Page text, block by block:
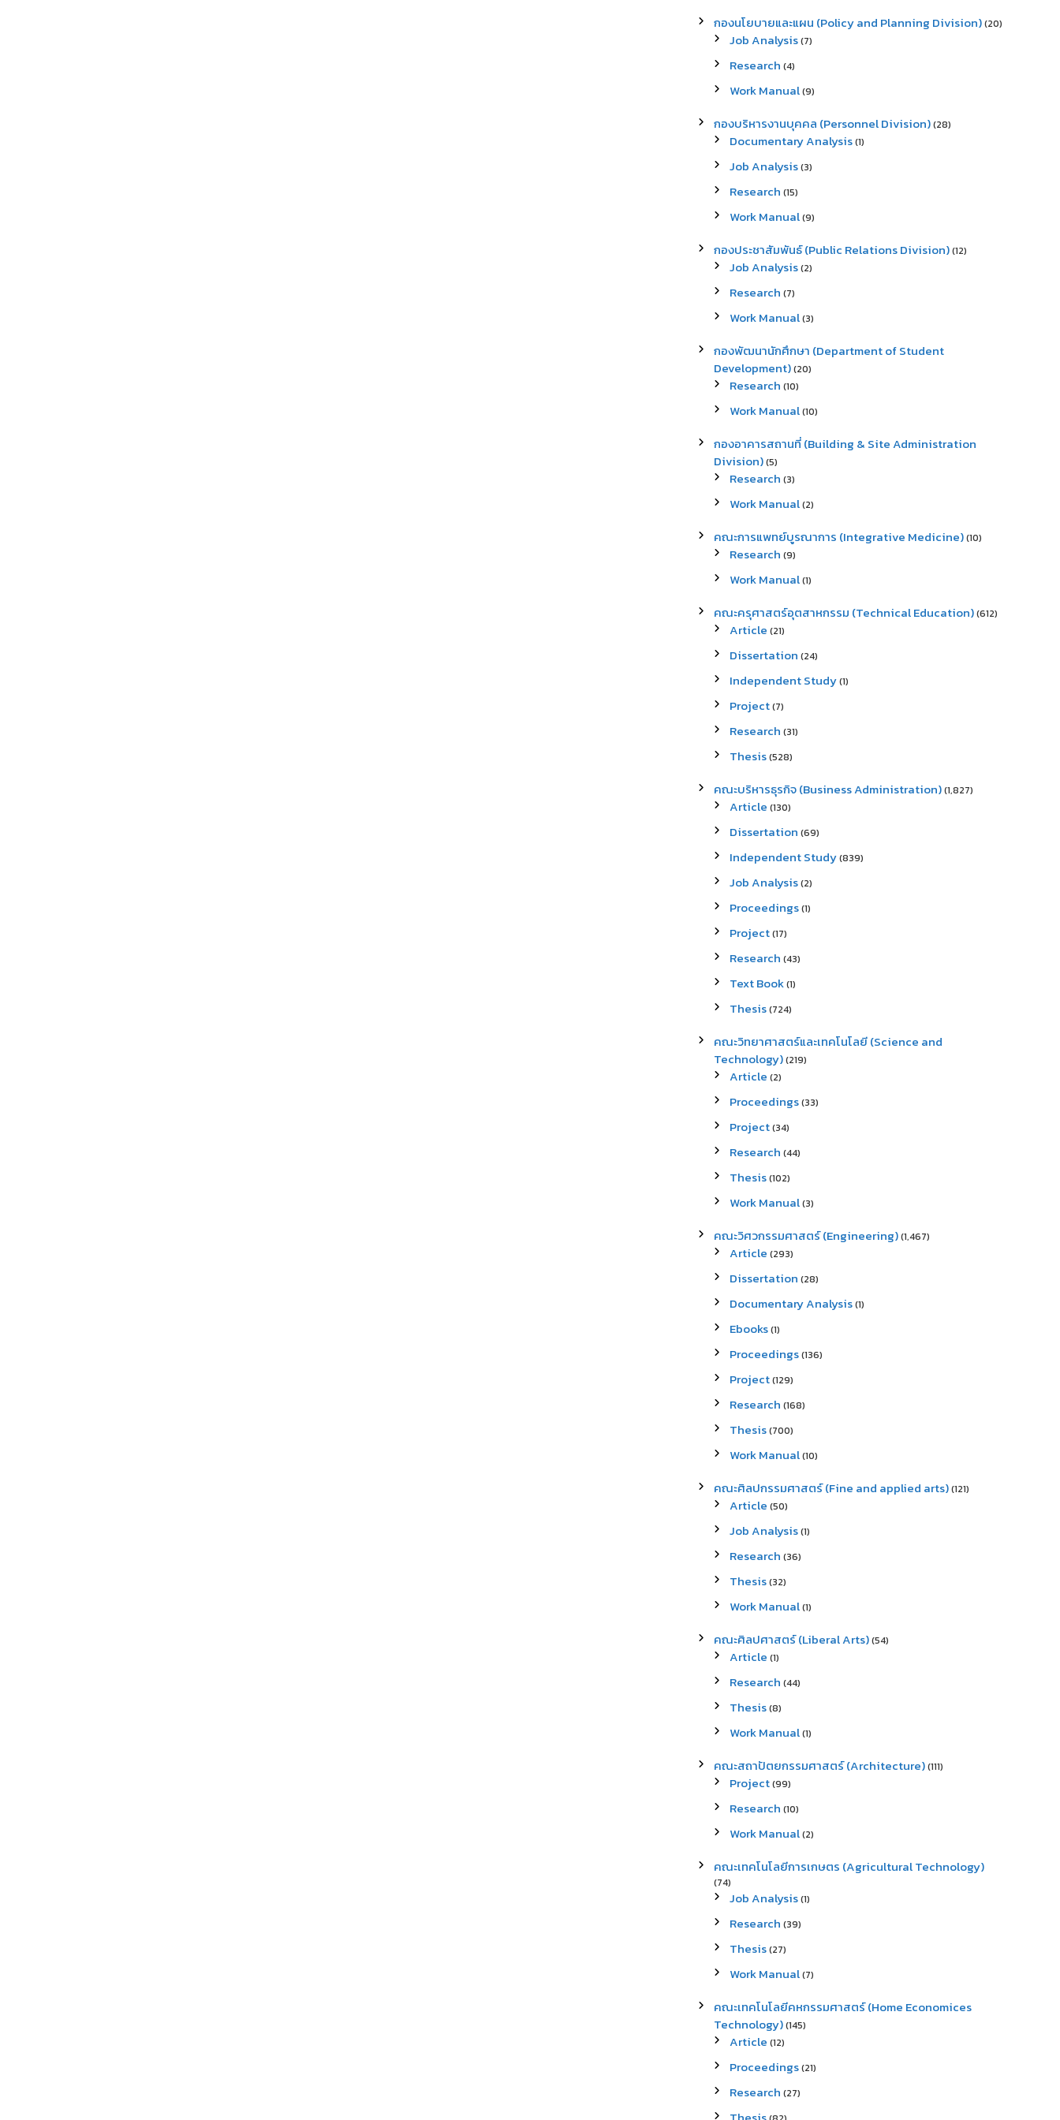
กองนโยบายและแผน (Policy and Planning Division)(20)
Job Analysis(7)
Research (4)
Work Manual(9)
กองบริหารงานบุคคล (Personnel Division)(28)
Documentary Analysis(1)
Job Analysis(3)
Research (15)
Work Manual(9)
กองประชาสัมพันธ์ (Public Relations Division)(12)
Job Analysis(2)
Research (7)
Work Manual(3)
กองพัฒนานักศึกษา (Department of Student
Development)(20)
Research (10)
Work Manual(10)
กองอาคารสถานที่ (Building & Site Administration
Division)(5)
Research (3)
Work Manual(2)
คณะการแพทย์บูรณาการ (Integrative Medicine)(10)
Research (9)
Work Manual(1)
คณะครุศาสตร์อุตสาหกรรม (Technical Education)(612)
Article (21)
Dissertation (24)
Independent Study(1)
Project(7)
Research (31)
Thesis(528)
คณะบริหารธุรกิจ (Business Administration)(1,827)
Article (130)
Dissertation (69)
Independent Study(839)
Job Analysis(2)
Proceedings(1)
Project(17)
Research (43)
Text Book(1)
Thesis(724)
คณะวิทยาศาสตร์และเทคโนโลยี (Science and
Technology)(219)
Article (2)
Proceedings(33)
Project(34)
Research (44)
Thesis(102)
Work Manual(3)
คณะวิศวกรรมศาสตร์ (Engineering)(1,467)
Article (293)
Dissertation (28)
Documentary Analysis(1)
Ebooks(1)
Proceedings(136)
Project(129)
Research (168)
Thesis(700)
Work Manual(10)
คณะศิลปกรรมศาสตร์ (Fine and applied arts)(121)
Article (50)
Job Analysis(1)
Research (36)
Thesis(32)
Work Manual(1)
คณะศิลปศาสตร์ (Liberal Arts)(54)
Article (1)
Research (44)
Thesis(8)
Work Manual(1)
คณะสถาปัตยกรรมศาสตร์ (Architecture)(111)
Project(99)
Research (10)
Work Manual(2)
คณะเทคโนโลยีการเกษตร (Agricultural Technology)
(74)
Job Analysis(1)
Research (39)
Thesis(27)
Work Manual(7)
คณะเทคโนโลยีคหกรรมศาสตร์ (Home Economices
Technology)(145)
Article (12)
Proceedings(21)
Research (27)